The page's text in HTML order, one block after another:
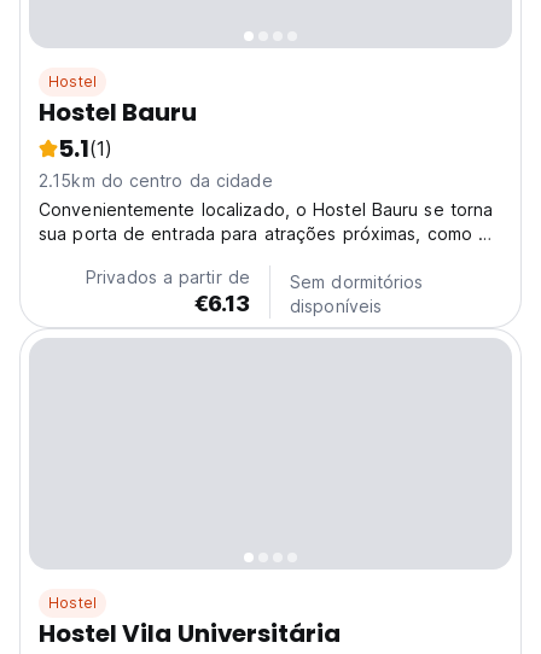
Hostel
Hostel Bauru
5.1(1)
2.15km do centro da cidade
Convenientemente localizado, o Hostel Bauru se torna
sua porta de entrada para atrações próximas, como o
proporcionando uma mistura de agitação urbana e
Privados a partir de
€6.13
Sem dormitórios
disponíveis
Hostel
Hostel Vila Universitária